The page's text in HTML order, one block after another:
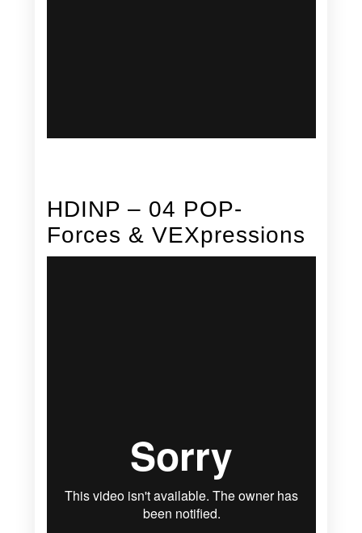
HDINP – 04 POP-
Forces & VEXpressions